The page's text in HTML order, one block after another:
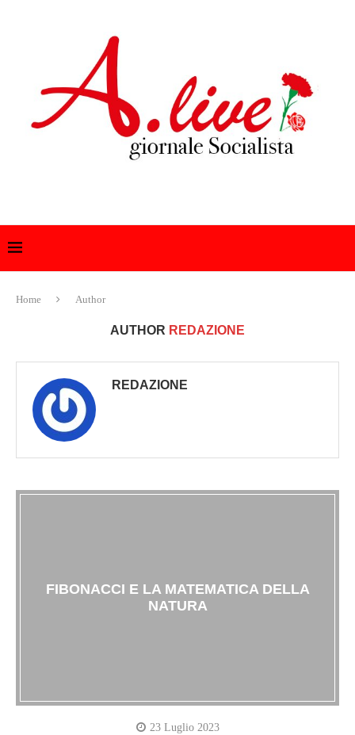
Home Author
AUTHOR REDAZIONE
REDAZIONE
FIBONACCI E LA MATEMATICA DELLA
NATURA
23 Luglio 2023